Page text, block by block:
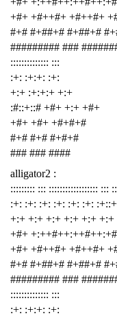
+#+ +#++#+ +#++#+
#+# #+##+# #+##+#
######### ###
:::::::::::::: :::
:+: :+:+: :+:
+:+ :+:+:+ +:+
:#::+::# +#+ +:+ +#+
+#+ +#+ +#+#+#
#+# #+# #+#+#
### ### ####
alligator2 :
::::::::: ::: :::::::::::::::::: :::
:+: :+: :+: :+: :+: :+:
+:+ +:+ +:+ +:+ +:+
+#+
+#+ +#++#+ +#++#+
#+# #+##+# #+##+#
######### ###
:::::::::::::: :::
:+: :+:+: :+: